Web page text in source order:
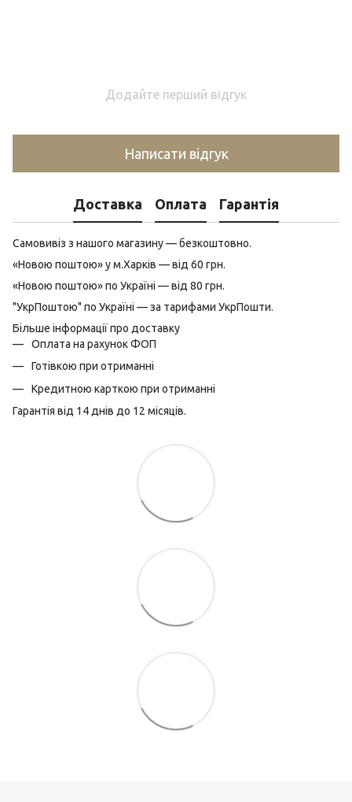
Додайте перший відгук
Написати відгук
Доставка Оплата Гарантія
Самовивіз з нашого магазину — безкоштовно.
«Новою поштою» у м.Харків — від 60 грн.
«Новою поштою» по Україні — від 80 грн.
"УкрПоштою" по Україні — за тарифами УкрПошти.
Більше інформації про доставку
Оплата на рахунок ФОП
Готівкою при отриманні
Кредитною карткою при отриманні
Гарантія від 14 днів до 12 місяців.